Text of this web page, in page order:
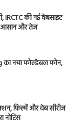
IRCTC की नई वेबसाइट
आसान और तेज
का नया फोल्डेबल फोन,
फिल्में और वेब सीरीज
नोटिस